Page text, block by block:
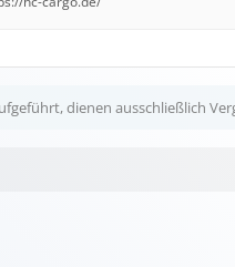
dienen ausschließlich